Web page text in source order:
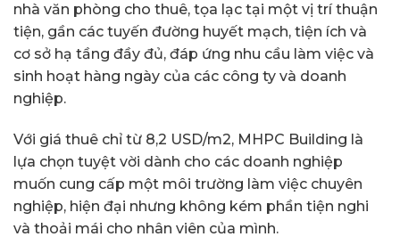
nhà văn phòng cho thuê, tọa lạc tại một vị trí thuận
tiện, gần các tuyến đường huyết mạch, tiện ích và
cơ sở hạ tầng đầy đủ, đáp ứng nhu cầu làm việc và
sinh hoạt hàng ngày của các công ty và doanh
nghiệp.
Với giá thuê chỉ từ 8,2 USD/m2, MHPC Building là
lựa chọn tuyệt vời dành cho các doanh nghiệp
muốn cung cấp một môi trường làm việc chuyên
nghiệp, hiện đại nhưng không kém phần tiện nghi
và thoải mái cho nhân viên của mình.